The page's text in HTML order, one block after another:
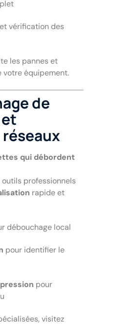
vérification des
les pannes et
votre équipement.
de
qui débordent
professionnels
rapide et
débouchage local
pour identifier le
pour
visitez